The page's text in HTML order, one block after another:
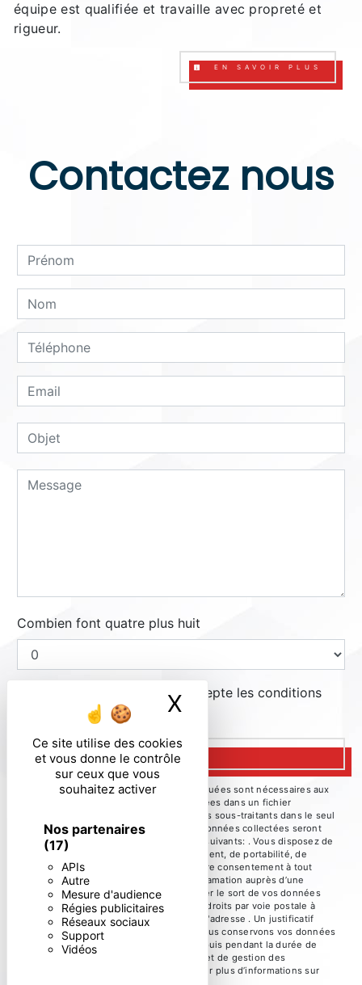
Ce site utilise des cookies
et vous donne le contrôle
sur ceux que vous
souhaitez activer
Nos partenaires
(17)
APIs
Autre
Mesure d'audience
Régies publicitaires
Réseaux sociaux
Support
Vidéos
X Masquer le
équipe est qualifiée et travaille avec propreté et
rigueur.
EN SAVOIR PLUS
Contactez nous
Combien font quatre plus huit
En cochant cette case, j'accepte les conditions
particulières ci-dessous **
ENVOYER
** Les données personnelles communiquées sont nécessaires aux
fins de vous contacter et sont enregistrées dans un fichier
informatisé. Elles sont destinées à et ses sous-traitants dans le seul
but de répondre à votre message. Les données collectées seront
communiquées aux seuls destinataires suivants: . Vous disposez de
droits d’accès, de rectification, d’effacement, de portabilité, de
limitation, d’opposition, de retrait de votre consentement à tout
moment et du droit d’introduire une réclamation auprès d’une
autorité de contrôle, ainsi que d’organiser le sort de vos données
post-mortem. Vous pouvez exercer ces droits par voie postale à
l'adresse ou par courrier électronique à l'adresse . Un justificatif
d'identité pourra vous être demandé. Nous conservons vos données
pendant la période de prise de contact puis pendant la durée de
prescription légale aux fins probatoires et de gestion des
contentieux. Consultez le site cnil.fr pour plus d’informations sur